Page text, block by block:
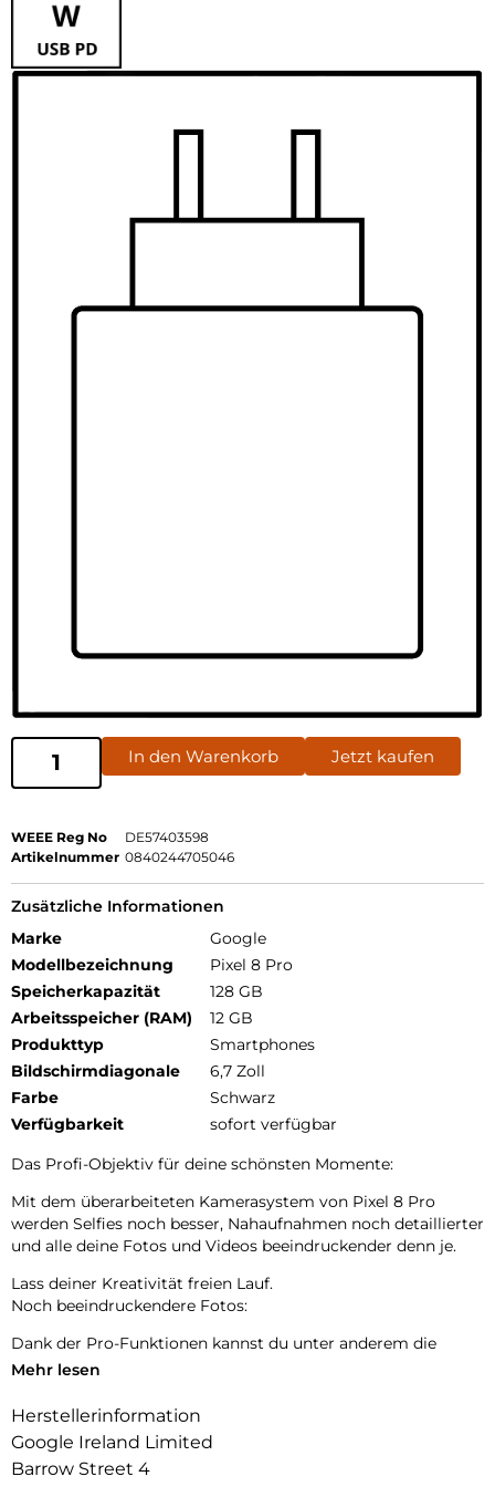
In den Warenkorb Jetzt kaufen
WEEE Reg No
DE57403598
Artikelnummer 0840244705046
Zusätzliche Informationen
Marke
Google
Modellbezeichnung
Pixel 8 Pro
Speicherkapazität
128 GB
Arbeitsspeicher (RAM)
12 GB
Produkttyp
Smartphones
Bildschirmdiagonale
6,7 Zoll
Farbe
Schwarz
Verfügbarkeit
sofort verfügbar
Das Profi-Objektiv für deine schönsten Momente:
Mit dem überarbeiteten Kamerasystem von Pixel 8 Pro
werden Selfies noch besser, Nahaufnahmen noch detaillierter
und alle deine Fotos und Videos beeindruckender denn je.
Lass deiner Kreativität freien Lauf.
Noch beeindruckendere Fotos:
Dank der Pro-Funktionen kannst du unter anderem die
Belichtungszeit und den ISO-Wert in den erweiterten
Bilder in hoher Auflösung – für noch mehr Detailtiefe.
Nur auf Google Pixel 8 Pro
Mehr lesen
Herstellerinformation
Google Ireland Limited
Barrow Street 4